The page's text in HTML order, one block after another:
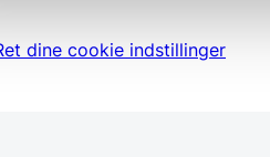
dine cookie indstillinger